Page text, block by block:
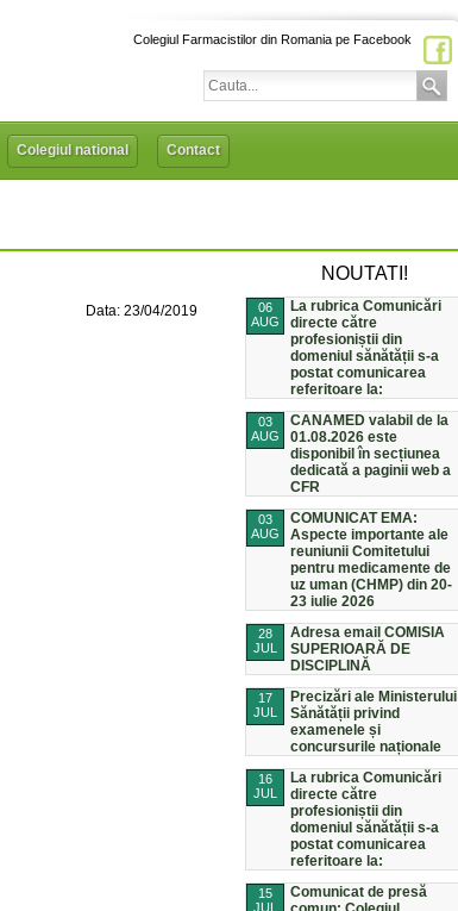
Colegiul Farmacistilor din Romania pe Facebook
Colegiul national Contact
Data: 23/04/2019
NOUTATI!
06
AUG
La rubrica Comunicări
directe către
profesioniștii din
domeniul sănătății s-a
postat comunicarea
referitoare la:
03
AUG
CANAMED valabil de la
01.08.2026 este
disponibil în secțiunea
dedicată a paginii web a
CFR
03
AUG
COMUNICAT EMA:
Aspecte importante ale
reuniunii Comitetului
pentru medicamente de
uz uman (CHMP) din 20-
23 iulie 2026
28
JUL
Adresa email COMISIA
SUPERIOARĂ DE
DISCIPLINĂ
17
JUL
Precizări ale Ministerului
Sănătății privind
examenele și
concursurile naționale
16
JUL
La rubrica Comunicări
directe către
profesioniștii din
domeniul sănătății s-a
postat comunicarea
referitoare la:
15
JUL
Comunicat de presă